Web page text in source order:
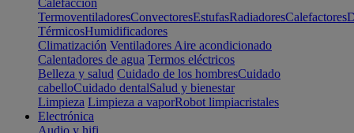
Calefacción
TermoventiladoresConvectoresEstufasRadiadoresCalefactores
TérmicosHumidificadores
Climatización Ventiladores Aire acondicionado
Calentadores de agua Termos eléctricos
Belleza y salud Cuidado de los hombresCuidado
cabelloCuidado dentalSalud y bienestar
Limpieza Limpieza a vaporRobot limpiacristales
Electrónica
Audio y hifi